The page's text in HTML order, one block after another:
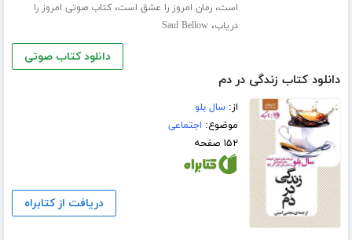
است،رمان امروز را عشق است،کتاب صوتی امروز را
دریاب،Saul Bellow
دانلود کتاب صوتی
دانلود کتاب زندگی در دم
از:سال بلو
موضوع: اجتماعی
۱۵۲ صفحه
دریافت از کتابراه